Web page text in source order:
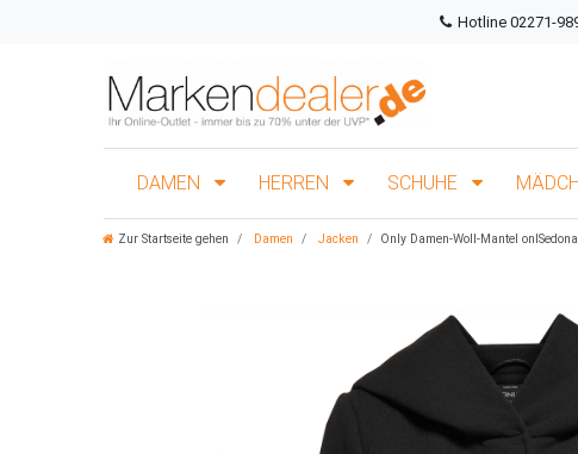
Hotline 02271-
DAMEN HERREN SCHUHE
Zur Startseite gehen Damen Jacken Only Damen-Woll-Mantel